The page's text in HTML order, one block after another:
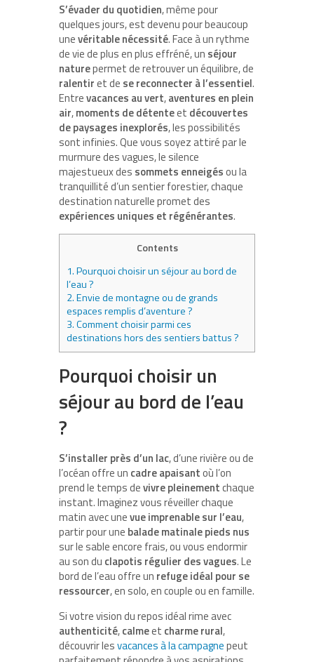
S’évader du quotidien, même pour
quelques jours, est devenu pour beaucoup
unevéritable nécessité. Face à un rythme
de vie de plus en plus effréné, un séjour
naturepermet de retrouver un équilibre, de
ralentiret de se reconnecter à l’essentiel.
Entrevacances au vert,aventures en plein
air,moments de détenteet découvertes
de paysages inexplorés, les possibilités
sont infinies. Que vous soyez attiré par le
murmure des vagues, le silence
majestueux des sommets enneigésou la
tranquillité d’un sentier forestier, chaque
destination naturelle promet des
expériences uniques et régénérantes.
Contents
1.Pourquoi choisir un séjour au bord de
l’eau ?
2.Envie de montagne ou de grands
espaces remplis d’aventure ?
3.Comment choisir parmi ces
destinations hors des sentiers battus ?
Pourquoi choisir un
séjour au bord de l’eau
?
S’installer près d’un lac, d’une rivière ou de
l’océan offre un cadre apaisantoù l’on
prend le temps devivre pleinementchaque
instant. Imaginez vous réveiller chaque
matin avec unevue imprenable sur l’eau,
partir pour une balade matinale pieds nus
sur le sable encore frais, ou vous endormir
au son du clapotis régulier des vagues. Le
bord de l’eau offre un refuge idéal pour se
ressourcer, en solo, en couple ou en famille.
Si votre vision du repos idéal rime avec
authenticité,calmeet charme rural,
découvrir lesvacances à la campagnepeut